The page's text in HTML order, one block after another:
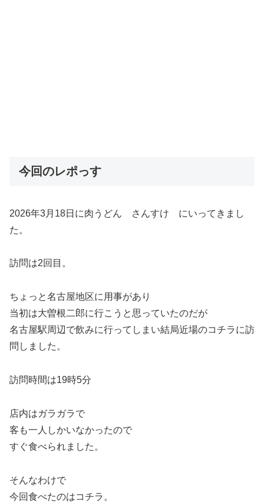
今回のレポっす
2026年3月18日に肉うどん さんすけ にいってきまし
た。
訪問は2回目。
ちょっと名古屋地区に用事があり
当初は大曽根二郎に行こうと思っていたのだが
名古屋駅周辺で飲みに行ってしまい結局近場のコチラに訪
問しました。
訪問時間は19時5分
店内はガラガラで
客も一人しかいなかったので
すぐ食べられました。
そんなわけで
今回食べたのはコチラ。